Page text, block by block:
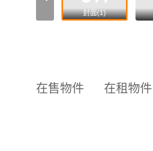
封面(1)
在售物件 在租物件